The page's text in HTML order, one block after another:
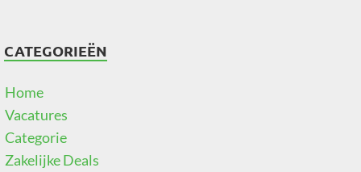
CATEGORIEËN
Home
Vacatures
Categorie
Zakelijke Deals